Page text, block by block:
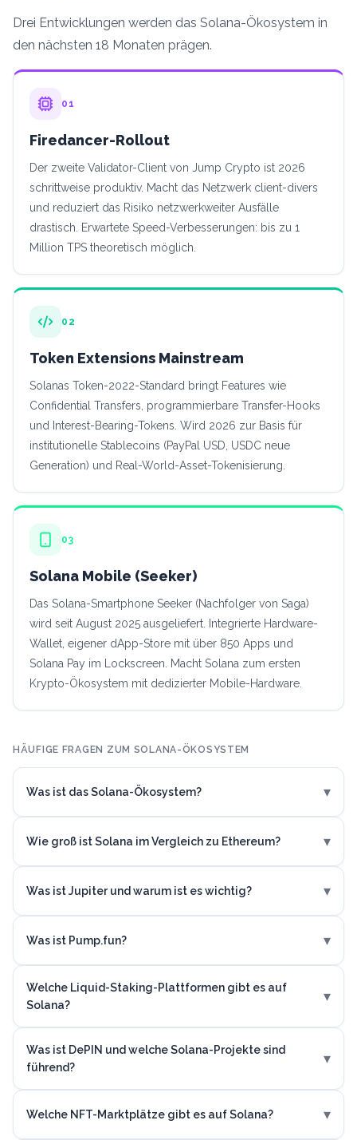
Drei Entwicklungen werden das Solana-Ökosystem in
den nächsten 18 Monaten prägen.
01
Firedancer-Rollout
Der zweite Validator-Client von Jump Crypto ist 2026
schrittweise produktiv. Macht das Netzwerk client-divers
und reduziert das Risiko netzwerkweiter Ausfälle
drastisch. Erwartete Speed-Verbesserungen: bis zu 1
Million TPS theoretisch möglich.
02
Token Extensions Mainstream
Solanas Token-2022-Standard bringt Features wie
Confidential Transfers, programmierbare Transfer-Hooks
und Interest-Bearing-Tokens. Wird 2026 zur Basis für
institutionelle Stablecoins (PayPal USD, USDC neue
Generation) und Real-World-Asset-Tokenisierung.
03
Solana Mobile (Seeker)
Das Solana-Smartphone Seeker (Nachfolger von Saga)
wird seit August 2025 ausgeliefert. Integrierte Hardware-
Wallet, eigener dApp-Store mit über 850 Apps und
Solana Pay im Lockscreen. Macht Solana zum ersten
Krypto-Ökosystem mit dedizierter Mobile-Hardware.
HÄUFIGE FRAGEN ZUM SOLANA-ÖKOSYSTEM
Was ist das Solana-Ökosystem? ▾
Wie groß ist Solana im Vergleich zu Ethereum? ▾
Was ist Jupiter und warum ist es wichtig? ▾
Was ist Pump.fun? ▾
Welche Liquid-Staking-Plattformen gibt es auf
Solana?
▾
Was ist DePIN und welche Solana-Projekte sind
führend?
▾
Welche NFT-Marktplätze gibt es auf Solana? ▾